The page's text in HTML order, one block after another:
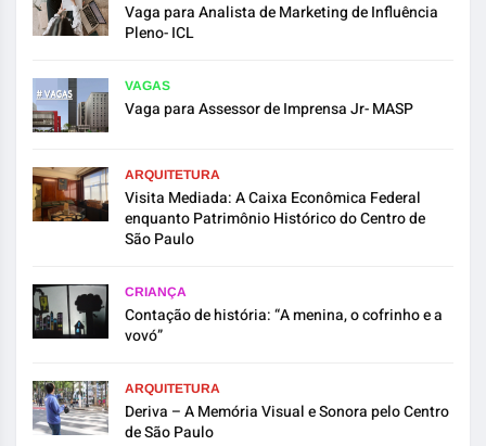
Vaga para Analista de Marketing de Influência
Pleno- ICL
VAGAS
Vaga para Assessor de Imprensa Jr- MASP
ARQUITETURA
Visita Mediada: A Caixa Econômica Federal
enquanto Patrimônio Histórico do Centro de
São Paulo
CRIANÇA
Contação de história: “A menina, o cofrinho e a
vovó”
ARQUITETURA
Deriva – A Memória Visual e Sonora pelo Centro
de São Paulo